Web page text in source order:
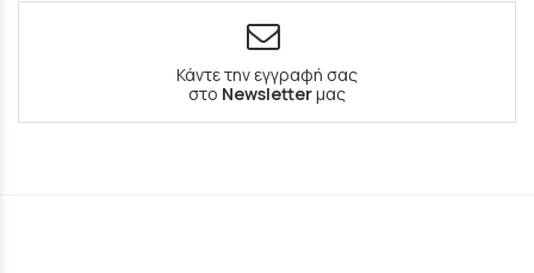
Κάντε την εγγραφή σας
στο Newsletterμας